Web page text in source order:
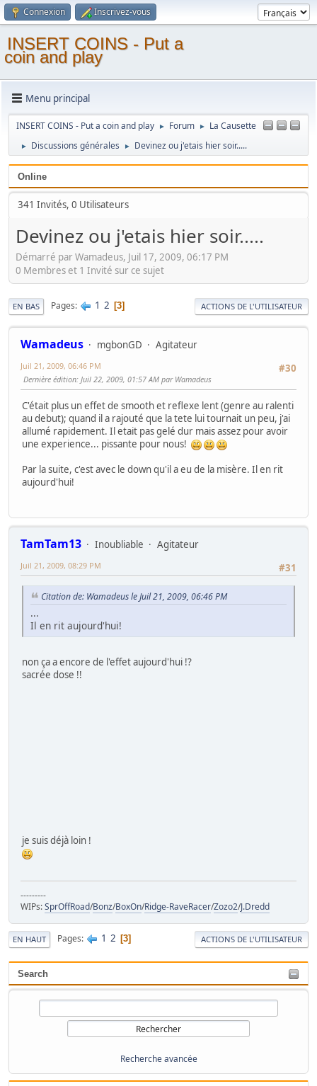
Connexion Inscrivez-vous
INSERT COINS - Put a
coin and play
Menu principal
INSERT COINS - Put a coin and play ► Forum ► La Causette
► Discussions générales ► Devinez ou j'etais hier soir.....
Search
Recherche avancée
Online
341 Invités, 0 Utilisateurs
Devinez ou j'etais hier soir.....
Démarré par Wamadeus, Juil 17, 2009, 06:17 PM
0 Membres et 1 Invité sur ce sujet
EN BAS Pages 1 2 3 ACTIONS DE L'UTILISATEUR
Wamadeus mgbonGD
Agitateur
#30
Juil 21, 2009, 06:46 PM
Dernière édition: Juil 22, 2009, 01:57 AM par Wamadeus
C'était plus un effet de smooth et reflexe lent (genre au ralenti
au debut); quand il a rajouté que la tete lui tournait un peu, j'ai
allumé rapidement. Il etait pas gelé dur mais assez pour avoir
une experience... pissante pour nous!
Par la suite, c'est avec le down qu'il a eu de la misère. Il en rit
aujourd'hui!
TamTam13 Inoubliable
Agitateur
#31
Juil 21, 2009, 08:29 PM
Citation de: Wamadeus le Juil 21, 2009, 06:46 PM
...
Il en rit aujourd'hui!
non ça a encore de l'effet aujourd'hui !?
sacrée dose !!
je suis déjà loin !
---------
WIPs:SprOffRoad/Bonz/BoxOn/Ridge-RaveRacer/Zozo2/J.Dredd
EN HAUT Pages 1 2 3 ACTIONS DE L'UTILISATEUR